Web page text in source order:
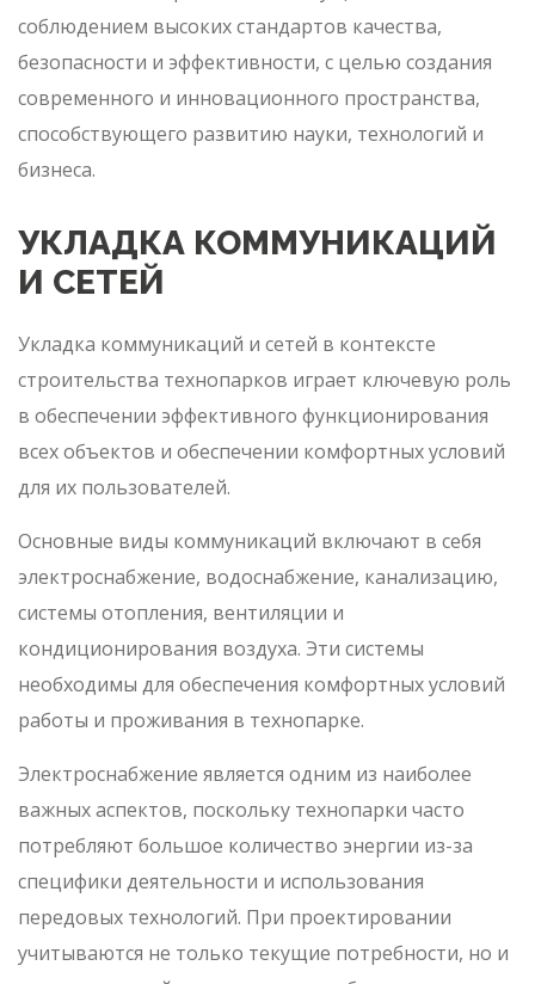
соблюдением высоких стандартов качества,
безопасности и эффективности, с целью создания
современного и инновационного пространства,
способствующего развитию науки, технологий и
бизнеса.
УКЛАДКА КОММУНИКАЦИЙ
И СЕТЕЙ
Укладка коммуникаций и сетей в контексте
строительства технопарков играет ключевую роль
в обеспечении эффективного функционирования
всех объектов и обеспечении комфортных условий
для их пользователей.
Основные виды коммуникаций включают в себя
электроснабжение, водоснабжение, канализацию,
системы отопления, вентиляции и
кондиционирования воздуха. Эти системы
необходимы для обеспечения комфортных условий
работы и проживания в технопарке.
Электроснабжение является одним из наиболее
важных аспектов, поскольку технопарки часто
потребляют большое количество энергии из-за
специфики деятельности и использования
передовых технологий. При проектировании
учитываются не только текущие потребности, но и